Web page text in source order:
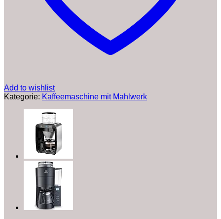
Add to wishlist
Kategorie: Kaffeemaschine mit Mahlwerk